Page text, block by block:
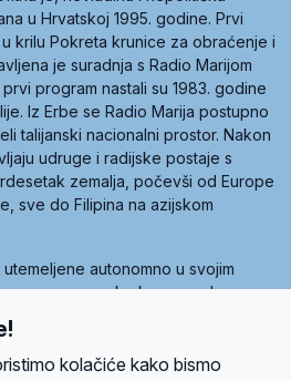
u Hrvatskoj 1995. godine. Prvi
krilu Pokreta krunice za obraćenje i
je suradnja s Radio Marijom
program nastali su 1983. godine
Iz Erbe se Radio Marija postupno
talijanski nacionalni prostor. Nakon
udruge i radijske postaje s
zemalja, počevši od Europe
sve do Filipina na azijskom
autonomno u svojim
povezane preko krovne udruge
Radio Marije (World Family of
utemeljilo je sedam članica, među
Radio Marija.kolačiće kako bismo